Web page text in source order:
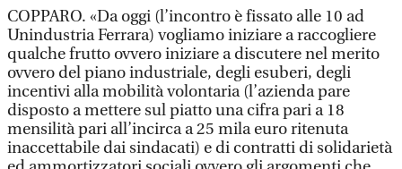
COPPARO. «Da oggi (l’incontro è fissato alle 10 ad
Unindustria Ferrara) vogliamo iniziare a raccogliere
qualche frutto ovvero iniziare a discutere nel merito
ovvero del piano industriale, degli esuberi, degli
incentivi alla mobilità volontaria (l’azienda pare
disposto a mettere sul piatto una cifra pari a 18
mensilità pari all’incirca a 25 mila euro ritenuta
inaccettabile dai sindacati) e di contratti di solidarietà